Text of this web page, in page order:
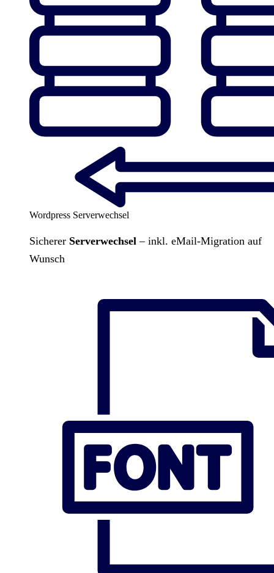
Wordpress Serverwechsel
Sicherer Serverwechsel – inkl. eMail-Migration auf
Wunsch